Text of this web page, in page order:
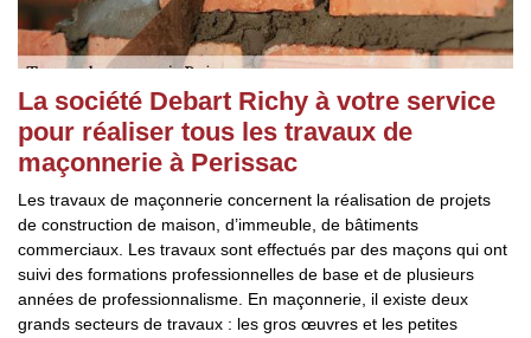
La société Debart Richy à votre service
pour réaliser tous les travaux de
maçonnerie à Perissac
Les travaux de maçonnerie concernent la réalisation de projets
de construction de maison, d’immeuble, de bâtiments
commerciaux. Les travaux sont effectués par des maçons qui ont
suivi des formations professionnelles de base et de plusieurs
années de professionnalisme. En maçonnerie, il existe deux
grands secteurs de travaux : les gros œuvres et les petites